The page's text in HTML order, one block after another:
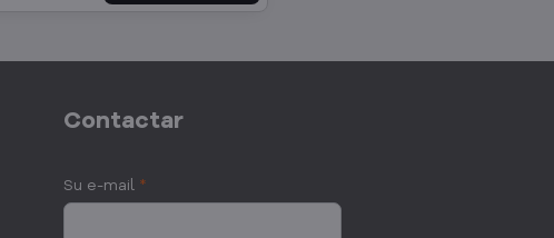
Contactar
Su e-mail *